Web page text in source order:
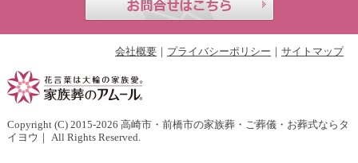
会社概要 プライバシーポリシー サイトマップ
Copyright (C) 2015-2026 高崎市・前橋市の家族葬・ご葬儀・お葬式ならタ
イヨウ ｜ All Rights Reserved.